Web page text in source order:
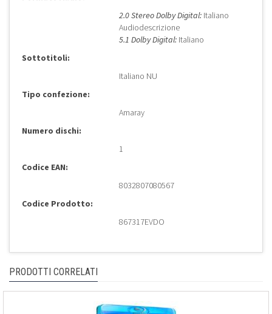
2.0 Stereo Dolby Digital: Italiano
Audiodescrizione
5.1 Dolby Digital: Italiano
Sottotitoli:
Italiano NU
Tipo confezione:
Amaray
Numero dischi:
1
Codice EAN:
8032807080567
Codice Prodotto:
867317EVDO
PRODOTTI CORRELATI